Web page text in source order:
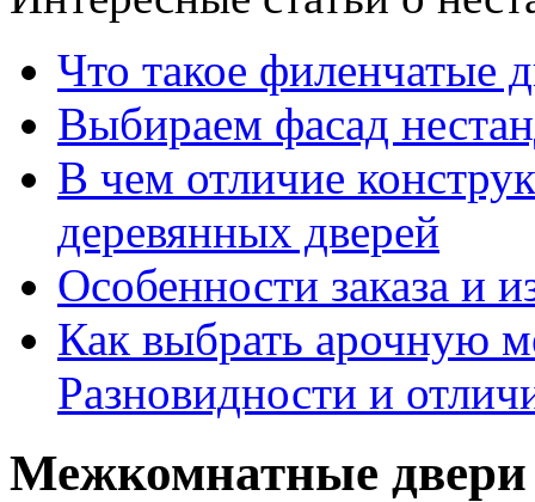
Что такое филенчатые
Выбираем фасад
В чем отличие
деревянных дверей
Особенности заказа и
Как выбрать арочную
Разновидности и
Межкомнатные двери